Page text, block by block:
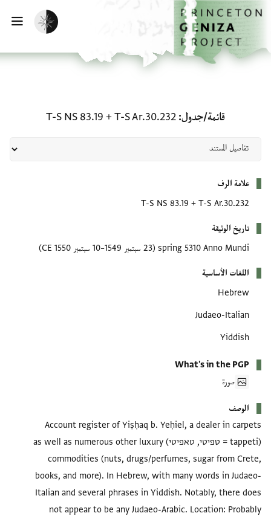
إلى المحتوى الرئيسي
الرئيسية
تفعيل الوضع المظلم
قائمة/جدول T-S Ar.30.232
+
T-S NS 83.19
علامة الرف
T-S Ar.30.232
+
T-S NS 83.19
تاريخ الوثيقة
spring 5310 Anno Mundi (23 سبتمبر 1549–10 سبتمبر 1550 CE)
اللغات الأساسية
Hebrew
Judaeo-Italian
Yiddish
What's in the PGP
صورة
الوصف
Account register of Yiṣḥaq b. Yeḥiel, a dealer in carpets
(tappeti = טפיטי, טאפיטי) as well as numerous other luxury
commodities (nuts, drugs/perfumes, sugar from Crete,
books, and more). In Hebrew, with many words in Judaeo-
Italian and several phrases in Yiddish. Notably, there does
not appear to be any Judaeo-Arabic. Location: Probably